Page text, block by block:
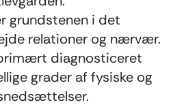
grundstenen i det
relationer og nærvær.
diagnosticeret
grader af fysiske og